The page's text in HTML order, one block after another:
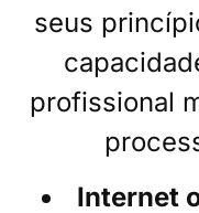
seus
profissional
Internet